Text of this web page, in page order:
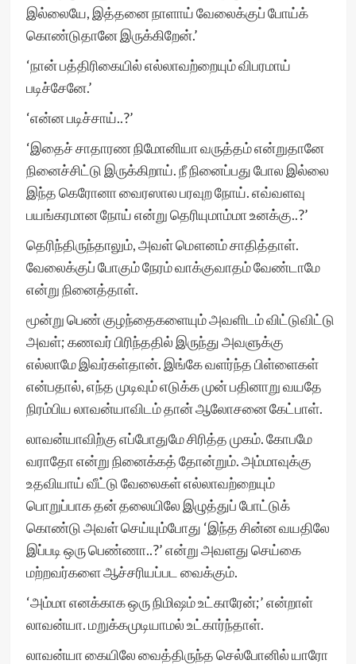
இல்லையே, இத்தனை நாளாய் வேலைக்குப் போய்க்
கொண்டுதானே இருக்கிறேன்.’
‘நான் பத்திரிகையில் எல்லாவற்றையும் விபரமாய்
படிச்சேனே.’
‘என்ன படிச்சாய்..?’
‘இதைச் சாதாரண நிமோனியா வருத்தம் என்றுதானே
நினைச்சிட்டு இருக்கிறாய். நீ நினைப்பது போல இல்லை
இந்த கெரோனா வைரஸால பரவுற நோய். எவ்வளவு
பயங்கரமான நோய் என்று தெரியுமாம்மா உனக்கு..?’
தெரிந்திருந்தாலும், அவள் மௌனம் சாதித்தாள்.
வேலைக்குப் போகும் நேரம் வாக்குவாதம் வேண்டாமே
என்று நினைத்தாள்.
மூன்று பெண் குழந்தைகளையும் அவளிடம் விட்டுவிட்டு
அவள்; கணவர் பிரிந்ததில் இருந்து அவளுக்கு
எல்லாமே இவர்கள்தான். இங்கே வளர்ந்த பிள்ளைகள்
என்பதால், எந்த முடிவும் எடுக்க முன் பதினாறு வயதே
நிரம்பிய லாவன்யாவிடம் தான் ஆலோசனை கேட்பாள்.
லாவன்யாவிற்கு எப்போதுமே சிரித்த முகம். கோபமே
வராதோ என்று நினைக்கத் தோன்றும். அம்மாவுக்கு
உதவியாய் வீட்டு வேலைகள் எல்லாவற்றையும்
பொறுப்பாக தன் தலையிலே இழுத்துப் போட்டுக்
கொண்டு அவள் செய்யும்போது ‘இந்த சின்ன வயதிலே
இப்படி ஒரு பெண்ணா..?’ என்று அவளது செய்கை
மற்றவர்களை ஆச்சரியப்பட வைக்கும்.
‘அம்மா எனக்காக ஒரு நிமிஷம் உட்காரேன்;’ என்றாள்
லாவன்யா. மறுக்கமுடியாமல் உட்கார்ந்தாள்.
லாவன்யா கையிலே வைத்திருந்த செல்போனில் யாரோ